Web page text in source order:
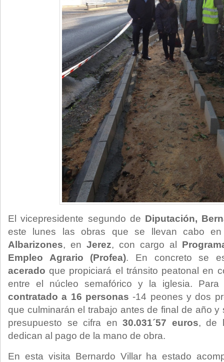
El vicepresidente segundo de Diputación,
este lunes las obras que se llevan cabo
Albarizones, en Jerez, con cargo al
Empleo Agrario (Profea). En concreto se
acerado que propiciará el tránsito peatonal en
entre el núcleo semafórico y la iglesia.
contratado a 16 personas -14 peones y dos
que culminarán el trabajo antes de final de año y
presupuesto se cifra en30.031´57 euros, de
dedican al pago de la mano de obra.
En esta visita Bernardo Villar ha estado